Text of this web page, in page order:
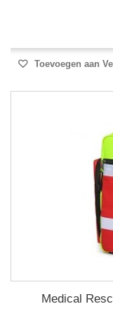
Toevoegen aan
Medical